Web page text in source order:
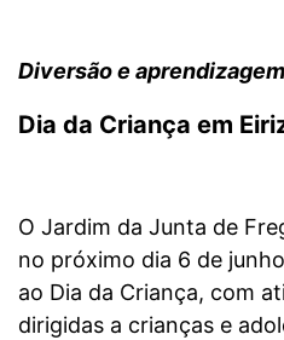
Diversão e
Dia da Criança em
O Jardim da Junta de
no próximo dia 6 de
ao Dia da Criança, com
dirigidas a crianças e